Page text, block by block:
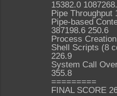
15382.0
Pipe Throughput
Pipe-based
387198.6 250.6
Process
Shell Scripts (8
226.9
System Call
355.8
=========
FINAL SCORE